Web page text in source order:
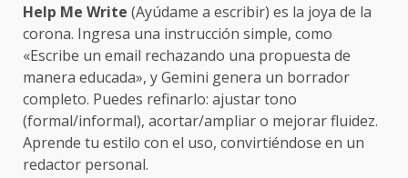
Help Me Write (Ayúdame a escribir) es la joya de la
corona. Ingresa una instrucción simple, como
«Escribe un email rechazando una propuesta de
manera educada», y Gemini genera un borrador
completo. Puedes refinarlo: ajustar tono
(formal/informal), acortar/ampliar o mejorar fluidez.
Aprende tu estilo con el uso, convirtiéndose en un
redactor personal.